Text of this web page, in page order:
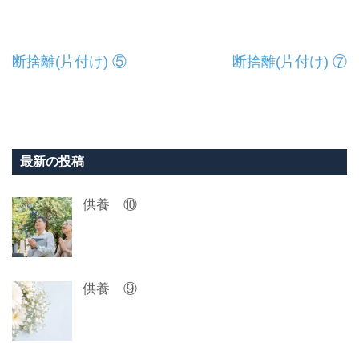
投
ビ
ー
シ
ョ
ン
断捨離(片付け) ⑤ 断捨離(片付け) ⑦
最新の投稿
供養 ⑩
供養 ⑨